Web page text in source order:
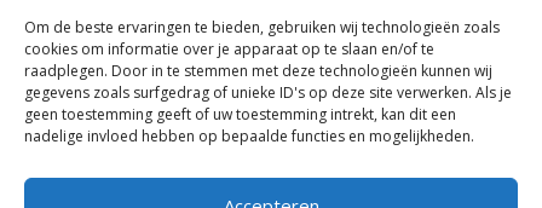
Om de beste ervaringen te bieden, gebruiken wij technologieën zoals
cookies om informatie over je apparaat op te slaan en/of te
raadplegen. Door in te stemmen met deze technologieën kunnen wij
gegevens zoals surfgedrag of unieke ID's op deze site verwerken. Als je
geen toestemming geeft of uw toestemming intrekt, kan dit een
nadelige invloed hebben op bepaalde functies en mogelijkheden.
ICT Consultancy
Loon verhalen bij letselschade
Contact